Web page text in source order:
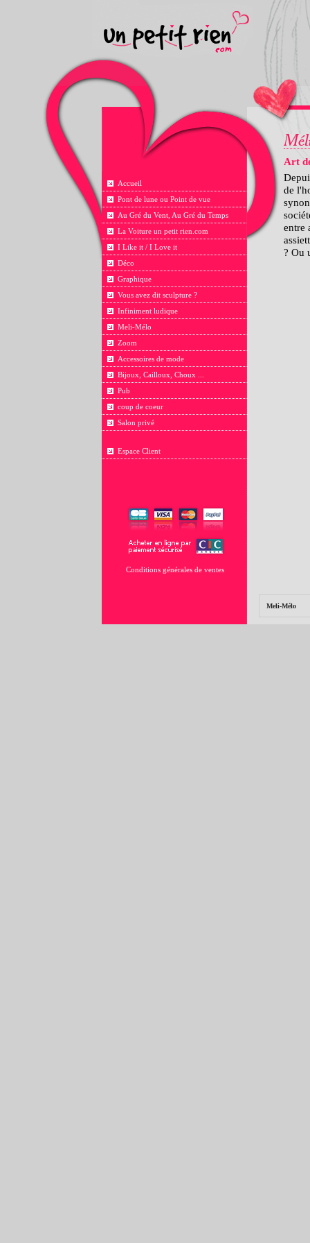
Accueil
Pont de lune ou Point de vue
Au Gré du Vent, Au Gré du Temps
La Voiture un petit rien.com
I Like it / I Love it
Déco
Graphique
Vous avez dit sculpture ?
Infiniment ludique
Meli-Mélo
Zoom
Accessoires de mode
Bijoux, Cailloux, Choux ...
Pub
coup de coeur
Salon privé
Espace Client
Conditions générales de ventes
Art
de
entre
? Ou
Meli-Mélo